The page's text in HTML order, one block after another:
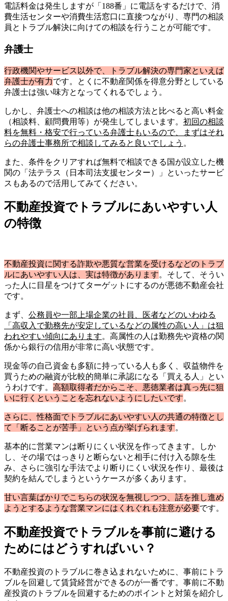
電話料金は発生しますが「188番」に電話をするだけで、消
費生活センターや消費生活窓口に直接つながり、専門の相談
員とトラブル解決に向けての相談を行うことが可能です。
弁護士
行政機関やサービス以外で、トラブル解決の専門家といえば
弁護士が有力です。とくに不動産関係を得意分野としている
弁護士は強い味方となってくれるでしょう。
しかし、弁護士への相談は他の相談方法と比べると高い料金
（相談料、顧問費用等）が発生してしまいます。 初回の相談
料を無料・格安で行っている弁護士もいるので、まずはそれ
らの弁護士事務所で相談してみると良いでしょう 。
また、条件をクリアすれば無料で相談できる国が設立した機
関の「法テラス（日本司法支援センター）」といったサービ
スもあるので活用してみてください。
不動産投資でトラブルにあいやすい人
の特徴
不動産投資に関する詐欺や悪質な営業を受けるなどのトラブ
ルにあいやすい人は、実は特徴があります。そして、そうい
った人に目星をつけてターゲットにするのが悪徳不動産会社
です。
まず、 公務員や一部上場企業の社員、医者などのいわゆる
「高収入で勤務先が安定しているなどの属性の高い人」は狙
われやすい傾向にあります。高属性の人は勤務先や資格の関
係から銀行の信用が非常に高い状態です。
現金等の自己資金も多額に持っている人も多く、収益物件を
買うための融資が比較的簡単に承認になる「買える人」とい
うわけです。 高額取得者だからこそ、悪徳業者は真っ先に狙
いに行くということを忘れないようにしたいです。
さらに、性格面でトラブルにあいやすい人の共通の特徴とし
て「断ることが苦手」という点が挙げられます。
基本的に営業マンは断りにくい状況を作ってきます。しか
し、その場ではっきりと断らないと相手に付け入る隙を生
み、さらに強引な手法でより断りにくい状況を作り、最後は
契約を結んでしまうというケースが多くあります。
甘い言葉ばかりでこちらの状況を無視しつつ、話を推し進め
ようとするような営業マンにはくれぐれも注意が必要です。
不動産投資でトラブルを事前に避ける
ためにはどうすればいい？
不動産投資のトラブルに巻き込まれないために、事前にトラ
ブルを回避して賃貸経営ができるのが一番です。事前に不動
産投資のトラブルを回避するためのポイントと対策を紹介し